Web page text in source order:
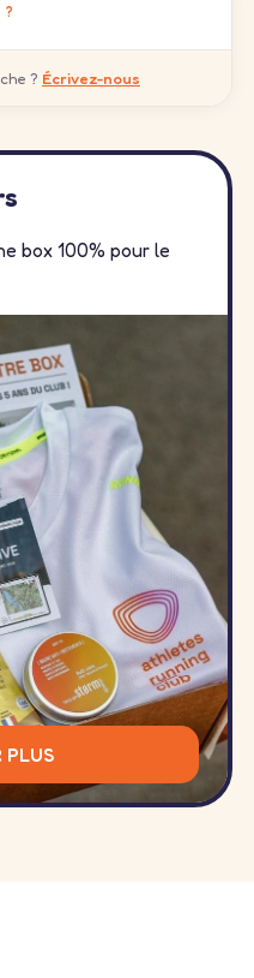
?
? Écrivez-nous
box 100% pour le
PLUS